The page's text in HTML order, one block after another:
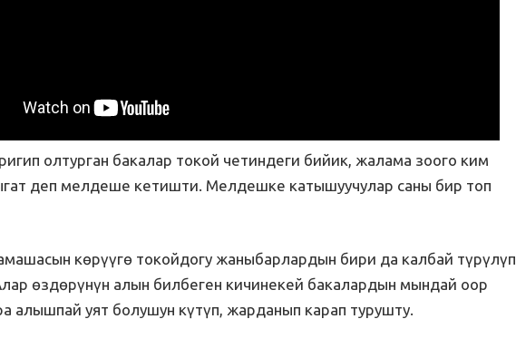
олтурган бакалар токой четиндеги бийик, жалама зоого ким
деп мелдеше кетишти. Мелдешке катышуучулар саны бир топ
көрүүгө токойдогу жаныбарлардын бири да калбай түрүлүп
өздөрүнүн алын билбеген кичинекей бакалардын мындай оор
алышпай уят болушун күтүп, жарданып карап турушту.